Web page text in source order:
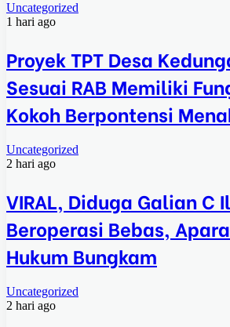
Uncategorized
1 hari ago
Proyek TPT Desa
Sesuai RAB Memiliki
Kokoh Berpontensi
Uncategorized
2 hari ago
VIRAL, Diduga Galian C
Beroperasi Bebas,
Hukum Bungkam
Uncategorized
2 hari ago